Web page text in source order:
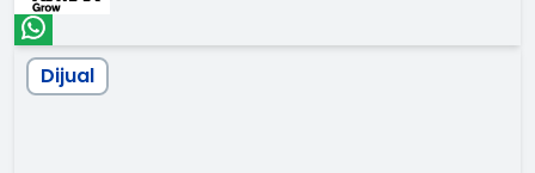
Dijual